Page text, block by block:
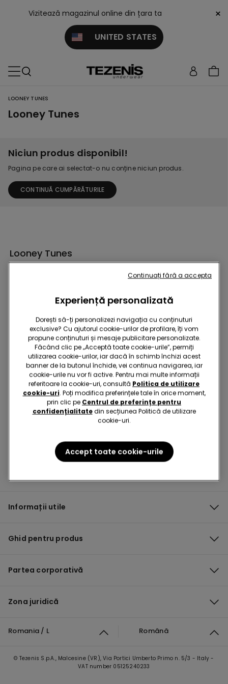
Vizitează magazinul online din țara ta
UNITED STATES
×
LOONEY TUNES
Looney Tunes
Niciun produs disponibil!
Pagina pe care ai selectat-o nu conține niciun produs.
CONTINUĂ CUMPĂRĂTURILE
Looney Tunes
Bună! Să rămânem în contact: abonează-te!
Găsește un magazin!
Informații utile
Ghid pentru produs
Partea corporativă
Zona juridică
Romania / L Română
© Tezenis S.p.A., Malcesine (VR), Via Portici Umberto Primo n. 5/3 - Italy -
VAT number 05125240233
Experiență personalizată
Dorești să-ți personalizezi navigația cu conținuturi
exclusive? Cu ajutorul cookie-urilor de profilare, îți vom
propune conținuturi și mesaje publicitare personalizate.
Făcând clic pe „Acceptă toate cookie-urile”, permiți
utilizarea cookie-urilor, iar dacă în schimb închizi acest
banner de la butonul închide, vei continua navigarea, iar
cookie-urile nu vor fi active. Pentru mai multe informații
referitoare la cookie-uri, consultă Politica de utilizare
cookie-uri. Poți modifica preferințele tale în orice moment,
prin clic pe Centrul de preferințe pentru
confidențialitatedin secțiunea Politică de utilizare
cookie-uri.
Accept toate cookie-urile
Continuați fără a accepta